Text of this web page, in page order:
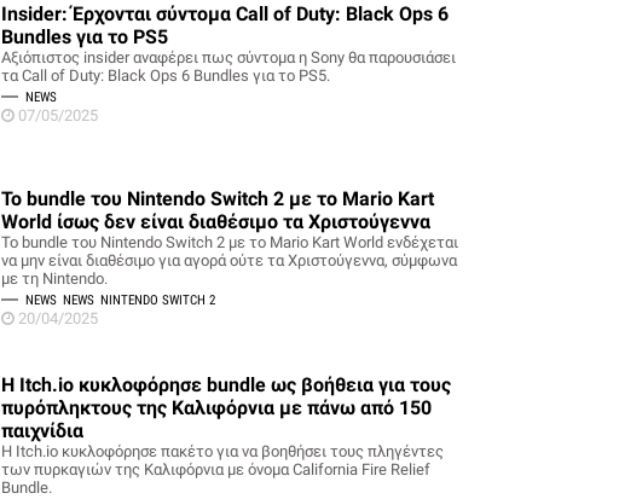
Insider: Έρχονται σύντομα Call of Duty: Black Ops 6
Bundles για το PS5
Αξιόπιστος insider αναφέρει πως σύντομα η Sony θα παρουσιάσει
τα Call of Duty: Black Ops 6 Bundles για το PS5.
NEWS
07/05/2025
To bundle του Nintendo Switch 2 με το Mario Kart
World ίσως δεν είναι διαθέσιμο τα Χριστούγεννα
Το bundle του Nintendo Switch 2 με το Mario Kart World ενδέχεται
να μην είναι διαθέσιμο για αγορά ούτε τα Χριστούγεννα, σύμφωνα
με τη Nintendo.
NEWS NEWS NINTENDO SWITCH 2
20/04/2025
H Itch.io κυκλοφόρησε bundle ως βοήθεια για τους
πυρόπληκτους της Καλιφόρνια με πάνω από 150
παιχνίδια
Η Ιtch.io κυκλοφόρησε πακέτο για να βοηθήσει τους πληγέντες
των πυρκαγιών της Καλιφόρνια με όνομα California Fire Relief
Bundle.